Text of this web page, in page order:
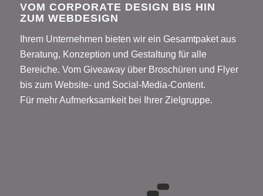
VOM CORPORATE DESIGN BIS HIN
ZUM WEBDESIGN
Ihrem Unternehmen bieten wir ein Gesamtpaket aus
Beratung, Konzeption und Gestaltung für alle
Bereiche. Vom Giveaway über Broschüren und Flyer
bis zum Website- und Social-Media-Content.
Für mehr Aufmerksamkeit bei Ihrer Zielgruppe.